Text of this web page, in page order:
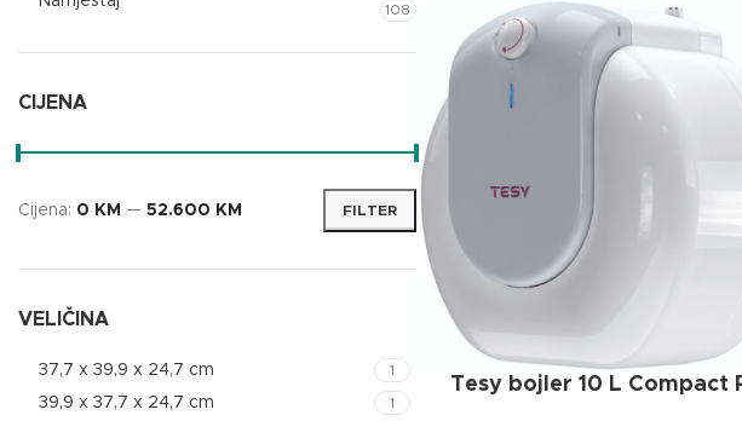
108
CIJENA
FILTER
Cijena: 0 KM — 52.600 KM
VELIČINA
37,7 x 39,9 x 24,7 cm 1
39,9 x 37,7 x 24,7 cm 1
Tesy bojler 10 L Compact